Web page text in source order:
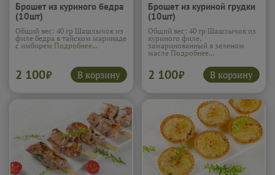
Брошет из куриного бедра
(10шт)
Общий вес: 40 гр Шашлычок из
филе бедра в тайском маринаде
с имбирем Подробнее...
2 100₽ В корзину
Брошет из куриной грудки
(10шт)
Общий вес: 40 гр Шашлычок из
куриного филе,
замаринованный в зеленом
масле Подробнее...
2 100₽ В корзину